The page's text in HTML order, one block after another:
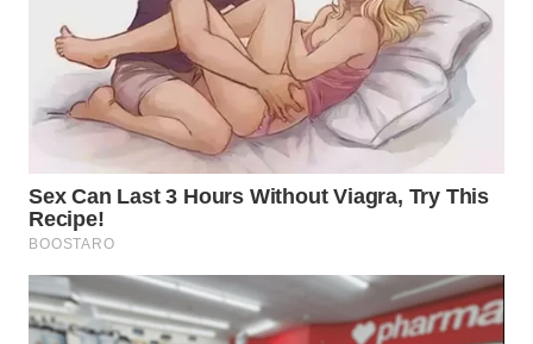
WN DELI
SERDANG
WN
TEBING
WN
PAKPAK
WN
KARAWANG